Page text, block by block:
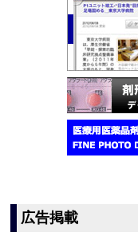
広告掲載